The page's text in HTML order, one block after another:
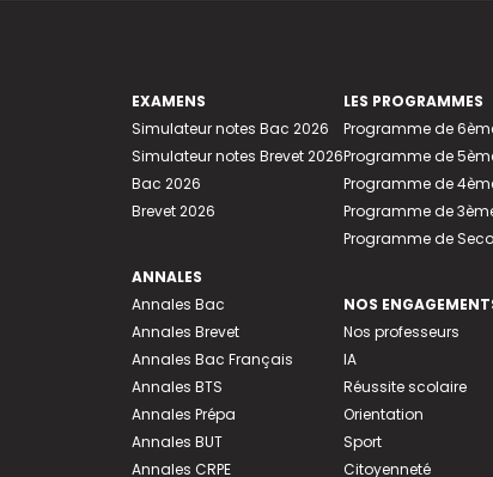
EXAMENS
Simulateur notes Bac 2026
Simulateur notes Brevet 2026
Bac 2026
Brevet 2026
ANNALES
Annales Bac
Annales Brevet
Annales Bac Français
Annales BTS
Annales Prépa
Annales BUT
Annales CRPE
LES PROGRAMMES
Programme de
Programme de
Programme de
Programme de
Programme de
NOS
Nos professeurs
IA
Réussite scolaire
Orientation
Sport
Citoyenneté